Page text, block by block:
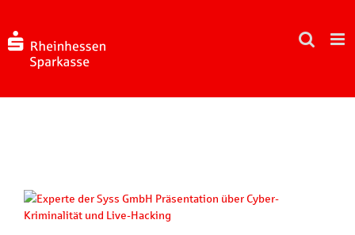
springen
Zeige
grösseres